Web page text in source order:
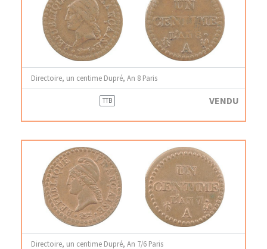
Directoire, un centime Dupré, An 8 Paris
TTB VENDU
Directoire, un centime Dupré, An 7/6 Paris